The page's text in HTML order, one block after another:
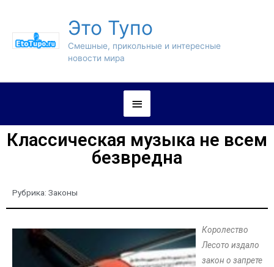
Это Тупо
Смешные, прикольные и интересные
новости мира
Классическая музыка не всем
безвредна
Рубрика: Законы
Королество
Лесото издало
закон о запрете